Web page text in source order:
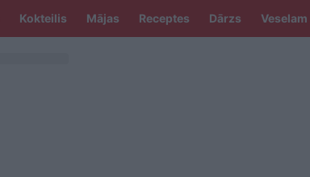
Kokteilis Mājas Receptes Dārzs Veselam